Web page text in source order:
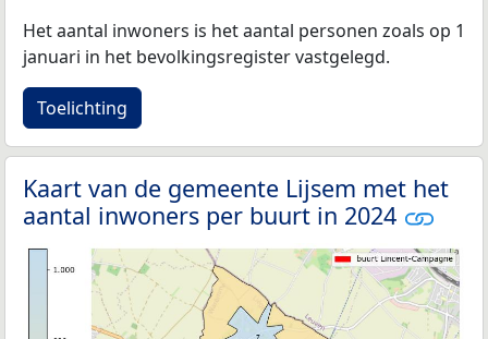
Het aantal inwoners is het aantal personen zoals op 1
januari in het bevolkingsregister vastgelegd.
Toelichting
Kaart van de gemeente Lijsem met het
aantal inwoners per buurt in 2024